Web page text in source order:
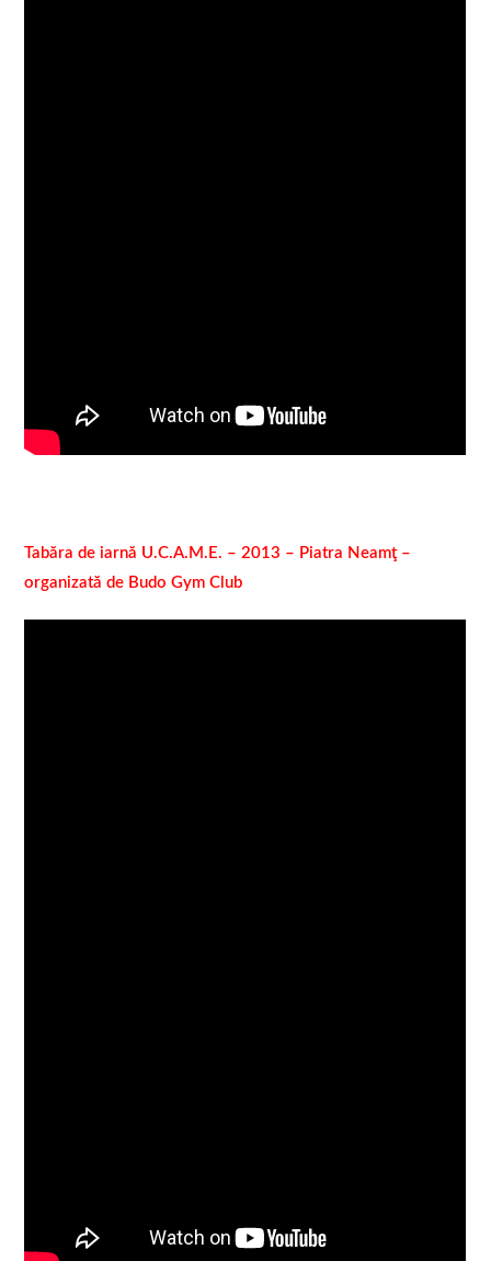
Tabăra de iarnă U.C.A.M.E. – 2013 – Piatra Neamţ –
organizată de Budo Gym Club